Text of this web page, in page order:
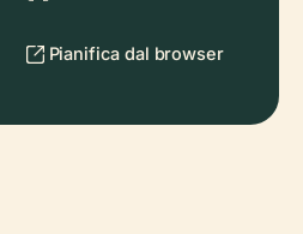
Pianifica dal browser